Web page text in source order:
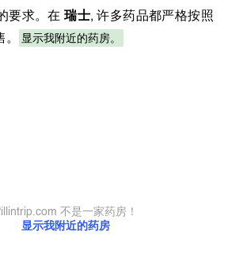
要求。在瑞士, 许多药品都严格按照
显示我附近的药房。
显示我附近的药房
不是一家药房！